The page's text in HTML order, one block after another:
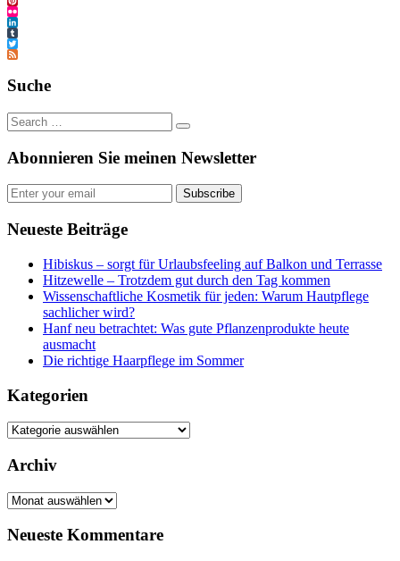
Pinterest
Flickr
LinkedIn
Tumblr
Twitter
Feed
Suche
Abonnieren Sie meinen Newsletter
Subscribe
Neueste Beiträge
Hibiskus – sorgt für Urlaubsfeeling auf Balkon und Terrasse
Hitzewelle – Trotzdem gut durch den Tag kommen
Wissenschaftliche Kosmetik für jeden: Warum Hautpflege
sachlicher wird?
Hanf neu betrachtet: Was gute Pflanzenprodukte heute
ausmacht
Die richtige Haarpflege im Sommer
Kategorien
Kategorien
Archiv
Archiv
Neueste Kommentare